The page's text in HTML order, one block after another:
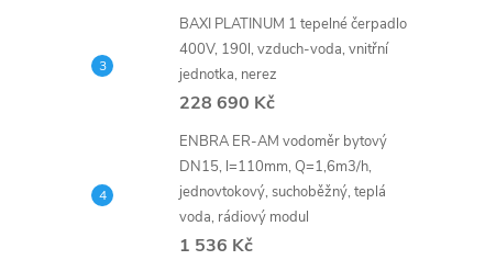
n
l
BAXI PLATINUM 1 tepelné čerpadlo
400V, 190l, vzduch-voda, vnitřní
jednotka, nerez
228 690 Kč
ENBRA ER-AM vodoměr bytový
DN15, l=110mm, Q=1,6m3/h,
jednovtokový, suchoběžný, teplá
voda, rádiový modul
1 536 Kč